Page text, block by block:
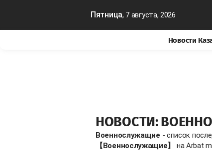
Пятница, 7 августа, 2026
Новости
НОВОСТИ:
Военнослужащие - список
【Военнослужащие】
на Arbat